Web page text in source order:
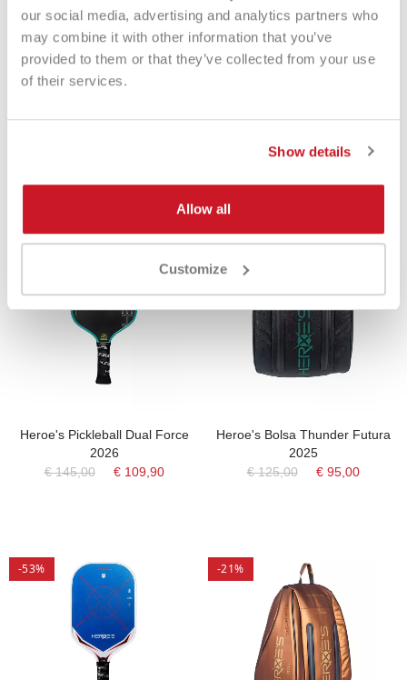
our social media, advertising and analytics partners who
may combine it with other information that you’ve
provided to them or that they’ve collected from your use
of their services.
Show details
Allow all
Customize
-25%
Heroe's Pickleball Dual Force
2026
€ 145,00
€ 109,90
-24%
Heroe's Bolsa Thunder Futura
2025
€ 125,00
€ 95,00
-53% -21%